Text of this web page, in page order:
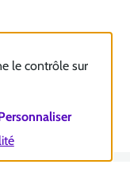
le contrôle sur